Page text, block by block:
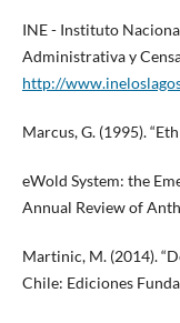
INE - Instituto
Administrativa y
http://
Marcus, G. (1995).
eWold System: the
Annual Review of
Martinic, M. (2014).
Chile: Ediciones